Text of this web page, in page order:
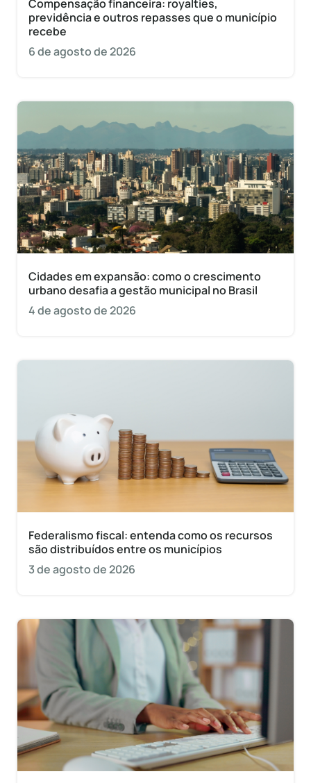
Compensação financeira: royalties,
previdência e outros repasses que o município
recebe
6 de agosto de 2026
Cidades em expansão: como o crescimento
urbano desafia a gestão municipal no Brasil
4 de agosto de 2026
Federalismo fiscal: entenda como os recursos
são distribuídos entre os municípios
3 de agosto de 2026